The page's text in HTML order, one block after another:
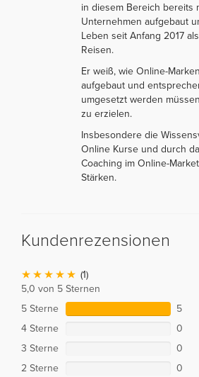
in diesem Bereich bereits
Unternehmen aufgebaut
Leben seit Anfang 2017
Reisen.
Er weiß, wie Online-
aufgebaut und
umgesetzt werden
zu erzielen.
Insbesondere die
Online Kurse und durch
Coaching im Online-
Stärken.
Kundenrezensionen
(1)
5,0 von 5 Sternen
5 Sterne
5
4 Sterne
0
3 Sterne
0
2 Sterne
0